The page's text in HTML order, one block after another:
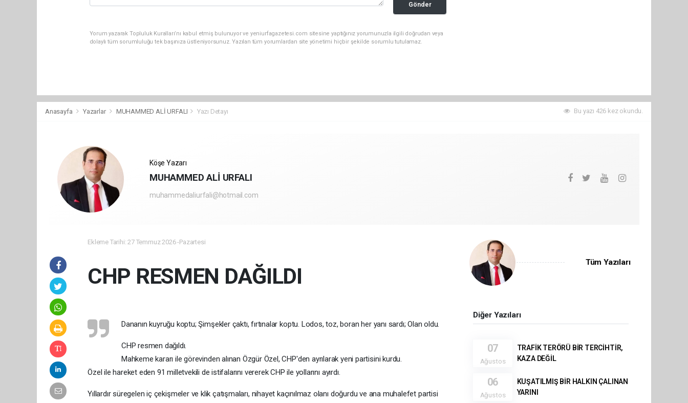
Gönder
Yorum yazarak Topluluk Kuralları’nı kabul etmiş bulunuyor ve yeniurfagazetesi.com sitesine yaptığınız yorumunuzla ilgili doğrudan veya
dolaylı tüm sorumluluğu tek başınıza üstleniyorsunuz. Yazılan tüm yorumlardan site yönetimi hiçbir şekilde sorumlu tutulamaz.
Anasayfa Yazarlar MUHAMMED ALİ URFALI Yazı Detayı Bu yazı 426 kez okundu.
Köşe Yazarı
MUHAMMED ALİ URFALI
muhammedaliurfali@hotmail.com
Ekleme Tarihi: 27 Temmuz 2026 -Pazartesi
CHP RESMEN DAĞILDI
Dananın kuyruğu koptu; Şimşekler çaktı, fırtınalar koptu. Lodos, toz, boran her yanı sardı; Olan oldu.
CHP resmen dağıldı.
Mahkeme kararı ile görevinden alınan Özgür Özel, CHP'den ayrılarak yeni partisini kurdu.
Özel ile hareket eden 91 milletvekili de istifalarını vererek CHP ile yollarını ayırdı.
Yıllardır süregelen iç çekişmeler ve klik çatışmaları, nihayet kaçınılmaz olanı doğurdu ve ana muhalefet partisi
Tüm Yazıları
Diğer Yazıları
07
Ağustos
TRAFİK TERÖRÜ BİR TERCİHTİR,
KAZA DEĞİL
06
Ağustos
KUŞATILMIŞ BİR HALKIN ÇALINAN
YARINI